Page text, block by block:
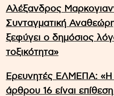
Αλέξανδρος
Συνταγματική
ξεφύγει ο δημόσιος
τοξικότητα»
Ερευνητές ΕΛΜΕΠΑ:
άρθρου 16 είναι